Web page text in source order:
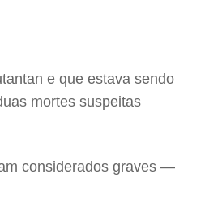
e que estava sendo
mortes suspeitas
considerados graves —